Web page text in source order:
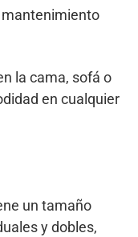
mantenimiento
la cama, sofá o
en cualquier
un tamaño
y dobles,